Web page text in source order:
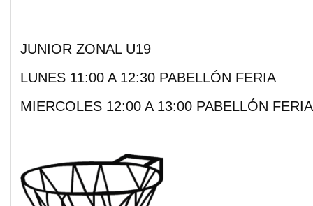
JUNIOR ZONAL U19
LUNES 11:00 A 12:30 PABELLÓN FERIA
MIERCOLES 12:00 A 13:00 PABELLÓN FERIA